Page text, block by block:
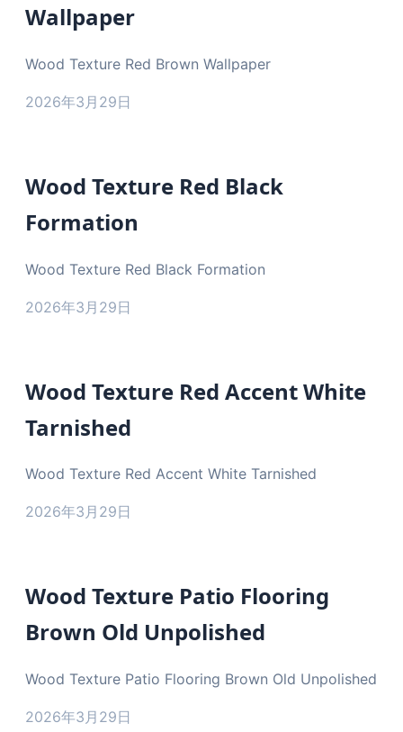
Wallpaper
Wood Texture Red Brown Wallpaper
2026年3月29日
Wood Texture Red Black
Formation
Wood Texture Red Black Formation
2026年3月29日
Wood Texture Red Accent White
Tarnished
Wood Texture Red Accent White Tarnished
2026年3月29日
Wood Texture Patio Flooring
Brown Old Unpolished
Wood Texture Patio Flooring Brown Old Unpolished
2026年3月29日